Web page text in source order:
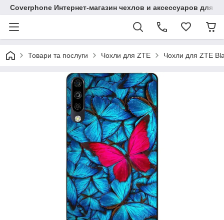
Coverphone Интернет-магазин чехлов и аксессуаров для
Товари та послуги Чохли для ZTE Чохли для ZTE